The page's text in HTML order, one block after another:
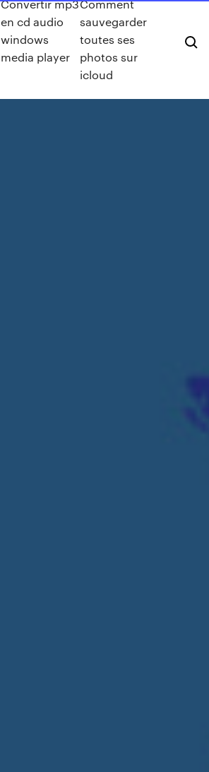
Convertir mp3
en cd audio
windows
media player
Comment
sauvegarder
toutes ses
photos sur
icloud